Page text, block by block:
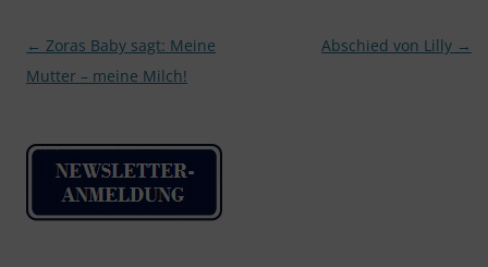
Beitragsnavigation
← Zoras Baby sagt: Meine
Mutter – meine Milch!
Abschied von Lilly →